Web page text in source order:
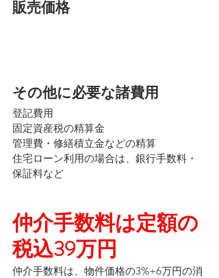
販売価格
その他に必要な諸費用
登記費用
固定資産税の精算金
管理費・修繕積立金などの精算
住宅ローン利用の場合は、銀行手数料・
保証料など
仲介手数料は定額の
税込39万円
仲介手数料は、物件価格の3%+6万円の消